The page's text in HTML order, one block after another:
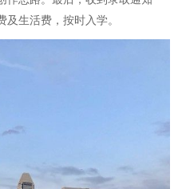
生活费，按时入学。